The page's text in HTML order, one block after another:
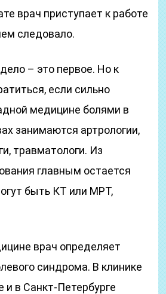
врач приступает к работе
следовало.
– это первое. Но к
если сильно
медицине болями в
занимаются артрологии,
травматологи. Из
главным остается
быть КТ или МРТ,
врач определяет
синдрома. В клинике
и в Санкт-Петербурге